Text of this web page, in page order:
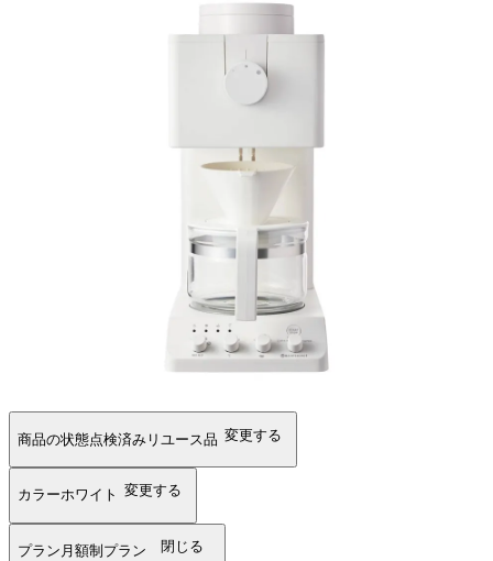
商品の状態点検済みリユース品 変更する
カラーホワイト 変更する
プラン 月額制プラン 閉じる